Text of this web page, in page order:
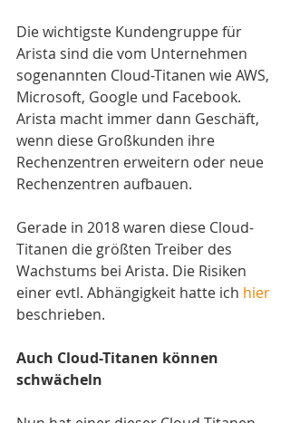
Die wichtigste Kundengruppe für
Arista sind die vom Unternehmen
sogenannten Cloud-Titanen wie AWS,
Microsoft, Google und Facebook.
Arista macht immer dann Geschäft,
wenn diese Großkunden ihre
Rechenzentren erweitern oder neue
Rechenzentren aufbauen.
Gerade in 2018 waren diese Cloud-
Titanen die größten Treiber des
Wachstums bei Arista. Die Risiken
einer evtl. Abhängigkeit hatte ich hier
beschrieben.
Auch Cloud-Titanen können
schwächeln